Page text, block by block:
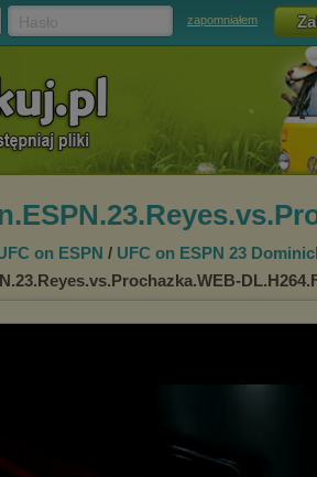
zapomniałem
on ESPN / UFC on ESPN 23